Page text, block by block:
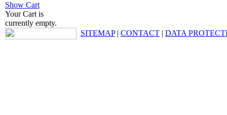
Show Cart
Your Cart is
currently empty.
SITEMAP| CONTACT | DATA